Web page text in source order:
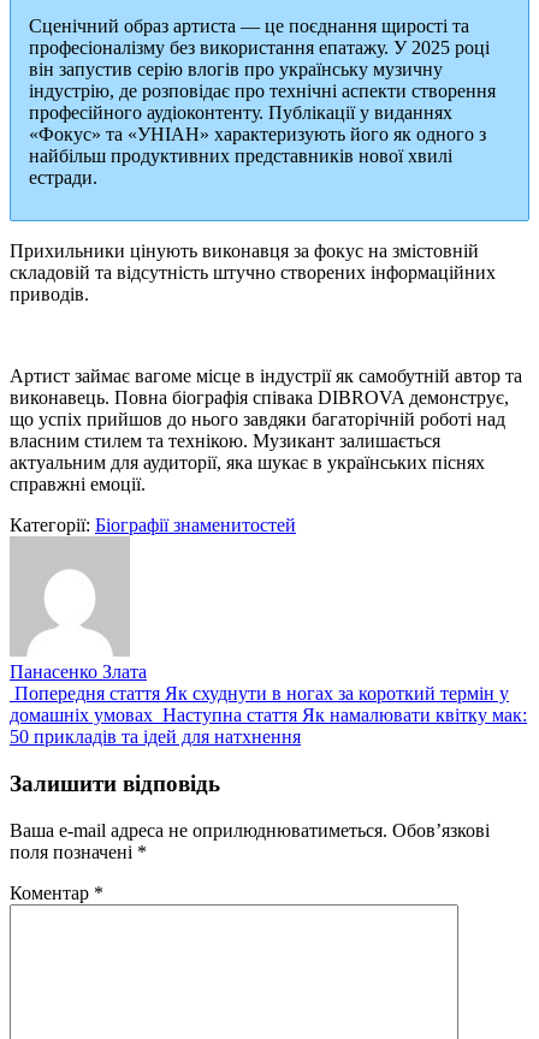
Сценічний образ артиста — це поєднання щирості та
професіоналізму без використання епатажу. У 2025 році
він запустив серію влогів про українську музичну
індустрію, де розповідає про технічні аспекти створення
професійного аудіоконтенту. Публікації у виданнях
«Фокус» та «УНІАН» характеризують його як одного з
найбільш продуктивних представників нової хвилі
естради.
Прихильники цінують виконавця за фокус на змістовній
складовій та відсутність штучно створених інформаційних
приводів.
Артист займає вагоме місце в індустрії як самобутній автор та
виконавець. Повна біографія співака DIBROVA демонструє,
що успіх прийшов до нього завдяки багаторічній роботі над
власним стилем та технікою. Музикант залишається
актуальним для аудиторії, яка шукає в українських піснях
справжні емоції.
Категорії: Біографії знаменитостей
Панасенко Злата
Попередня стаття Попередній
запис:
Як схуднути в ногах за короткий термін у
домашніх умовах Наступна стаття Наступний
Як намалювати квітку мак:
50 прикладів та ідей для натхнення
Залишити відповідь
Ваша e-mail адреса не оприлюднюватиметься. Обов’язкові
поля позначені *
Коментар *